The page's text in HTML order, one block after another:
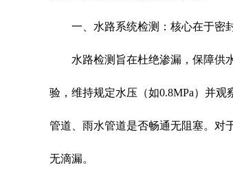
一、水路系统检测：核心在于密
水路检测旨在杜绝渗漏，保障供水
验，维持规定水压（如0.8MPa）并
管道、雨水管道是否畅通无阻塞。对
无滴漏。